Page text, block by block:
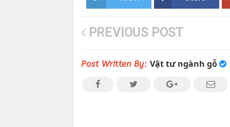
PREVIOUS POST
Post Written By: Vật tư ngành gỗ